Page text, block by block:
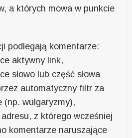
a których mowa w punkcie
podlegają komentarze:
aktywny link,
słowo lub część słowa
automatyczny filtr za
(np. wulgaryzmy),
z którego wcześniej
komentarze naruszające